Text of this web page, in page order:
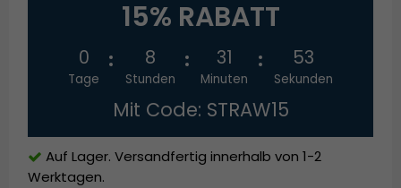
15% RABATT
0
Tage
8
Stunden
31
Minuten
52
Sekunden
Mit Code: STRAW15
Auf Lager. Versandfertig innerhalb von 1-2
Werktagen.